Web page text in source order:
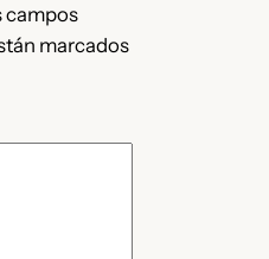
campos
marcados